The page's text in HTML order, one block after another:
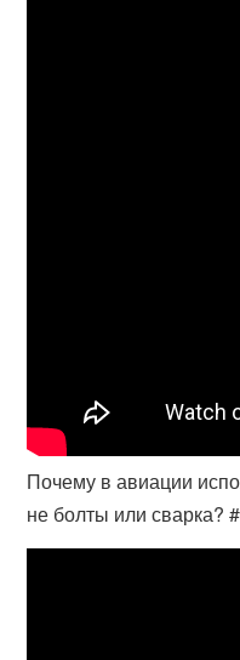
Почему в авиации
не болты или сварка?